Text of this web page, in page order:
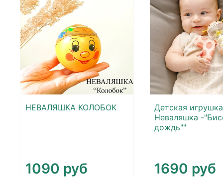
НЕВАЛЯШКА КОЛОБОК
1090 руб
Детская игрушка
Неваляшка -
дождь""
1690 руб